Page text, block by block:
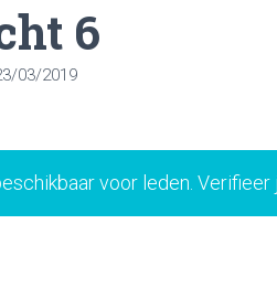
6
03/2019
voor leden.